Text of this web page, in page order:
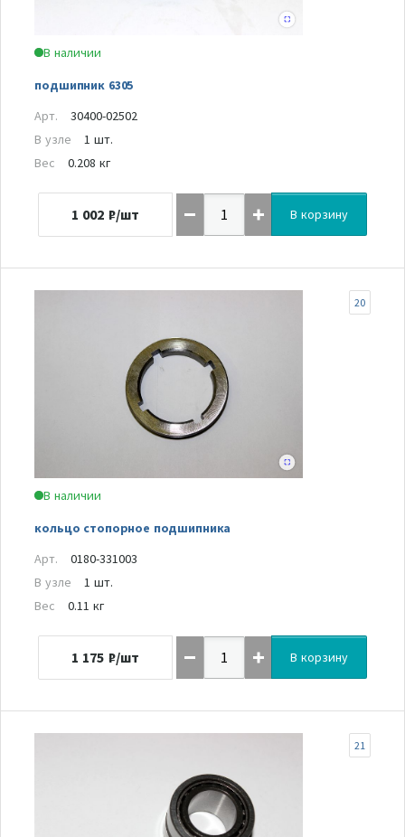
В наличии
подшипник 6305
Арт.
30400-02502
В узле
1 шт.
Вес
0.208 кг
1 002 ₽/шт В корзину
В наличии
кольцо стопорное подшипника
20
Арт.
0180-331003
В узле
1 шт.
Вес
0.11 кг
1 175 ₽/шт В корзину
21